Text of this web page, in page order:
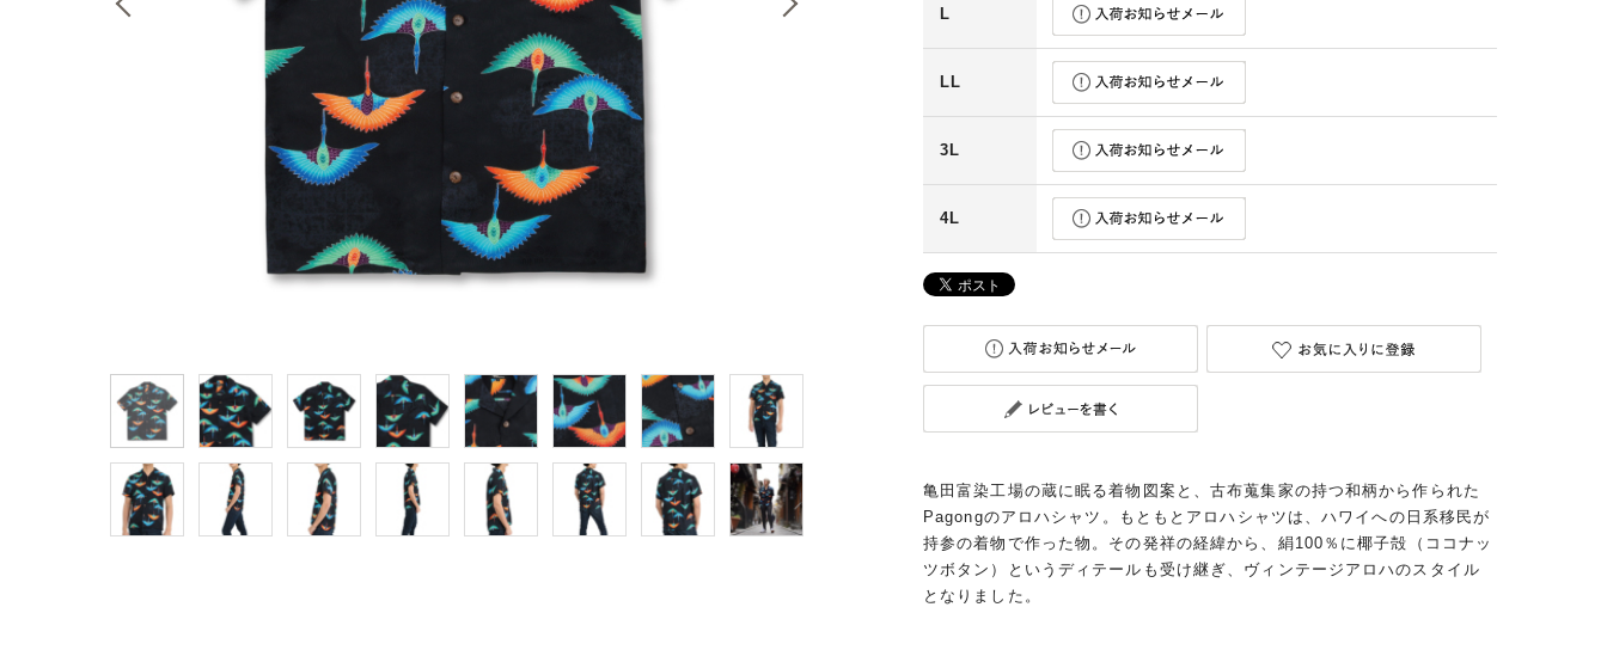
L
LL
3L
4L
亀田富染工場の蔵に眠る着物図案と、古布蒐集家の持つ和柄から作られた
Pagongのアロハシャツ。もともとアロハシャツは、ハワイへの日系移民が
持参の着物で作った物。その発祥の経緯から、絹100％に椰子殻（ココナッ
ツボタン）というディテールも受け継ぎ、ヴィンテージアロハのスタイル
となりました。